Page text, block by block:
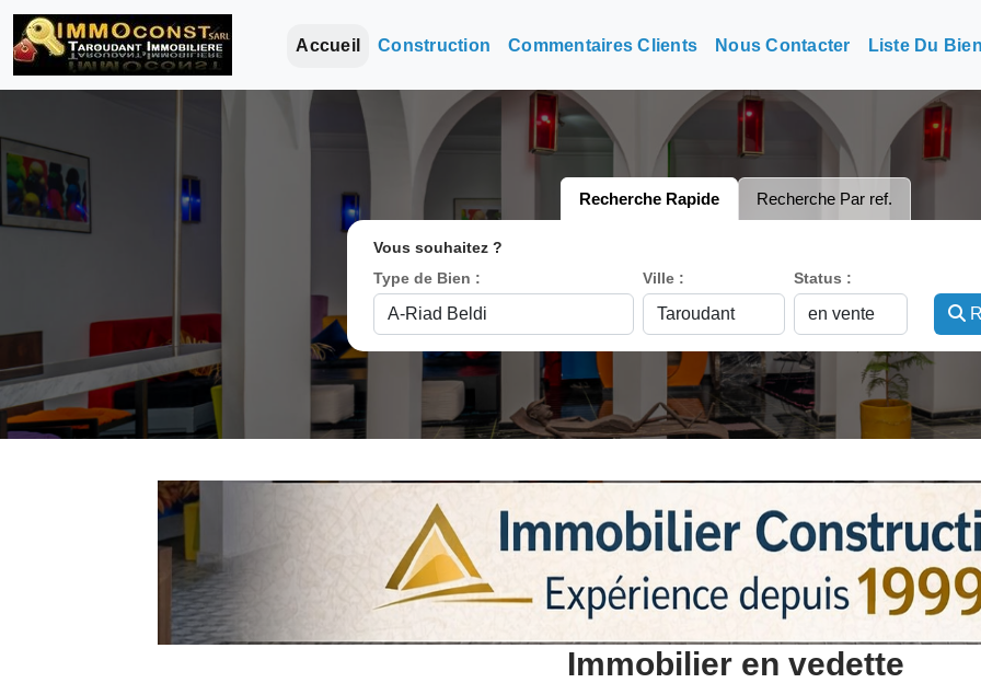
Accueil Construction Commentaires Clients Nous Contacter Liste Du
Recherche Rapide Recherche Par ref.
Vous souhaitez ?
Type de Bien :
Ville : Status :
Immobilier en vedette